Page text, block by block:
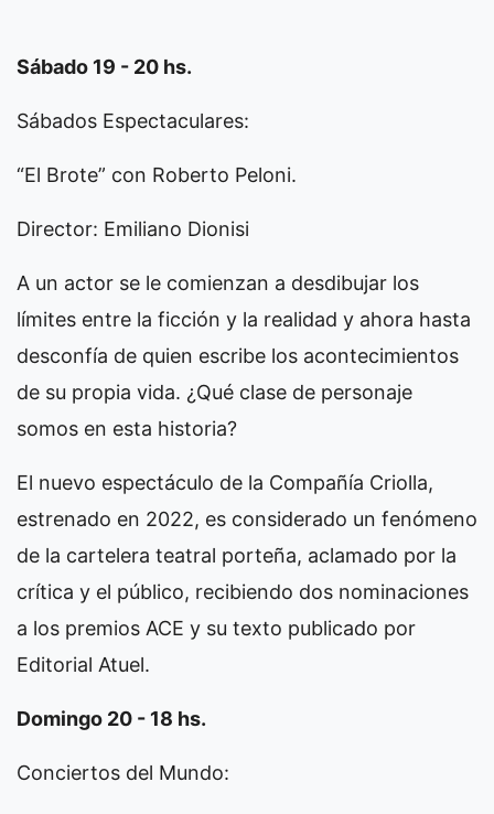
Sábado 19 - 20 hs.
Sábados Espectaculares:
“El Brote” con Roberto Peloni.
Director: Emiliano Dionisi
A un actor se le comienzan a desdibujar los
límites entre la ficción y la realidad y ahora hasta
desconfía de quien escribe los acontecimientos
de su propia vida. ¿Qué clase de personaje
somos en esta historia?
El nuevo espectáculo de la Compañía Criolla,
estrenado en 2022, es considerado un fenómeno
de la cartelera teatral porteña, aclamado por la
crítica y el público, recibiendo dos nominaciones
a los premios ACE y su texto publicado por
Editorial Atuel.
Domingo 20 - 18 hs.
Conciertos del Mundo: